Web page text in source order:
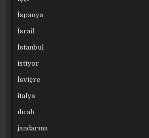
İspanya
İsrail
İstanbul
istiyor
İsviçre
italya
ılıcalı
jandarma